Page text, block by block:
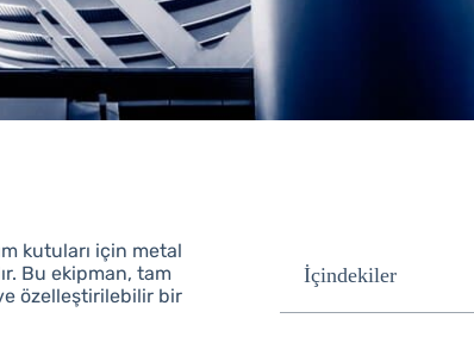
kutuları için metal
Bu ekipman, tam
özelleştirilebilir bir
İçindekiler